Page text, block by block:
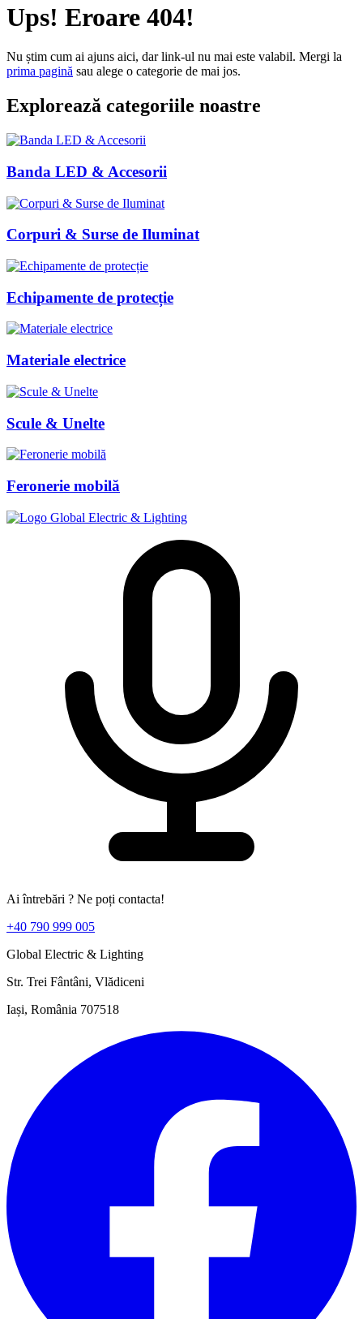
Ups! Eroare 404!
Nu știm cum ai ajuns aici, dar link-ul nu mai este valabil. Mergi la
prima pagină sau alege o categorie de mai jos.
Explorează categoriile noastre
Banda LED & Accesorii
Corpuri & Surse de Iluminat
Echipamente de protecție
Materiale electrice
Scule & Unelte
Feronerie mobilă
Ai întrebări ? Ne poți contacta!
+40 790 999 005
Global Electric & Lighting
Str. Trei Fântâni, Vlădiceni
Iași, România 707518